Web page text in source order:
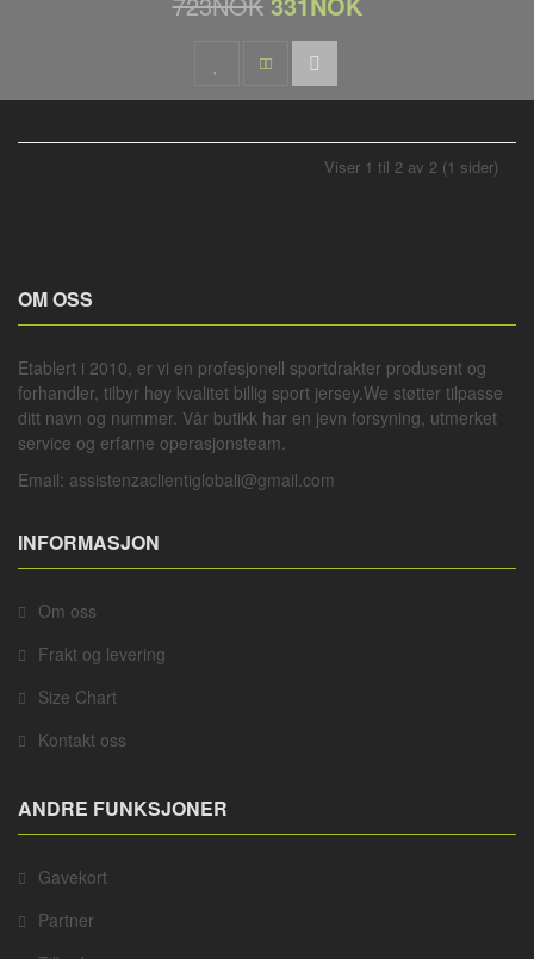
Viser 1 til 2 av 2 (1 sider)
OM OSS
Etablert i 2010, er vi en profesjonell sportdrakter produsent og
forhandler, tilbyr høy kvalitet billig sport jersey.We støtter tilpasse
ditt navn og nummer. Vår butikk har en jevn forsyning, utmerket
service og erfarne operasjonsteam.
Email: assistenzaclientiglobali@gmail.com
INFORMASJON
Om oss
Frakt og levering
Size Chart
Kontakt oss
ANDRE FUNKSJONER
Gavekort
Partner